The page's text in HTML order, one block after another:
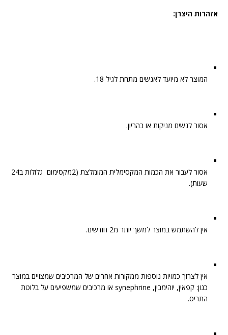
אזהרות היצרן:
המוצר לא מיועד לאנשים מתחת לגיל 18.
אסור לנשים מניקות או בהריון.
אסור לעבור את הכמות המקסימלית המומלצת (2מקסימום גלולות ב24
שעות).
אין להשתמש במוצר למשך יותר מ2 חודשים.
אין לצרוך כמויות נוספות ממקורות אחרים של המרכיבים שמצויים במוצר
כגון: קפאין, יוהימבין, synephrine או מרכיבים שמשפיעים על בלוטת
התריס.